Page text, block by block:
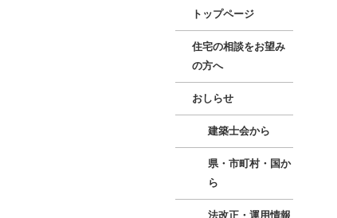
トップページ
住宅の相談をお望み
の方へ
おしらせ
建築士会から
県・市町村・国か
ら
法改正・運用情報